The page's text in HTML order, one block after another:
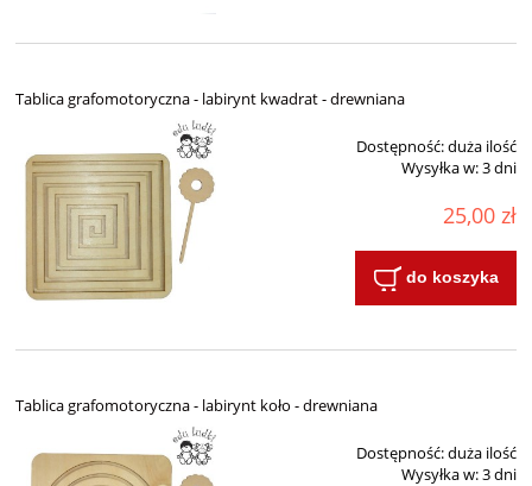
Tablica grafomotoryczna - labirynt kwadrat - drewniana
Dostępność:duża ilość
Wysyłka w:3 dni
25,00 zł
do koszyka
Tablica grafomotoryczna - labirynt koło - drewniana
Dostępność:duża ilość
Wysyłka w:3 dni